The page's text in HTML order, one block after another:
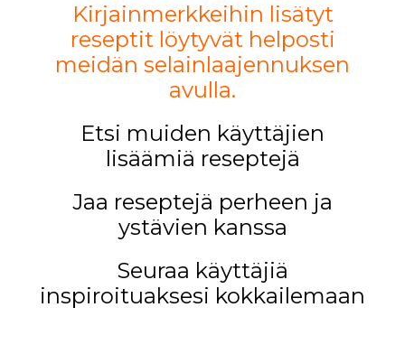
Kirjainmerkkeihin lisätyt
reseptit löytyvät helposti
meidän selainlaajennuksen
avulla.
Etsi muiden käyttäjien
lisäämiä reseptejä
Jaa reseptejä perheen ja
ystävien kanssa
Seuraa käyttäjiä
inspiroituaksesi kokkailemaan